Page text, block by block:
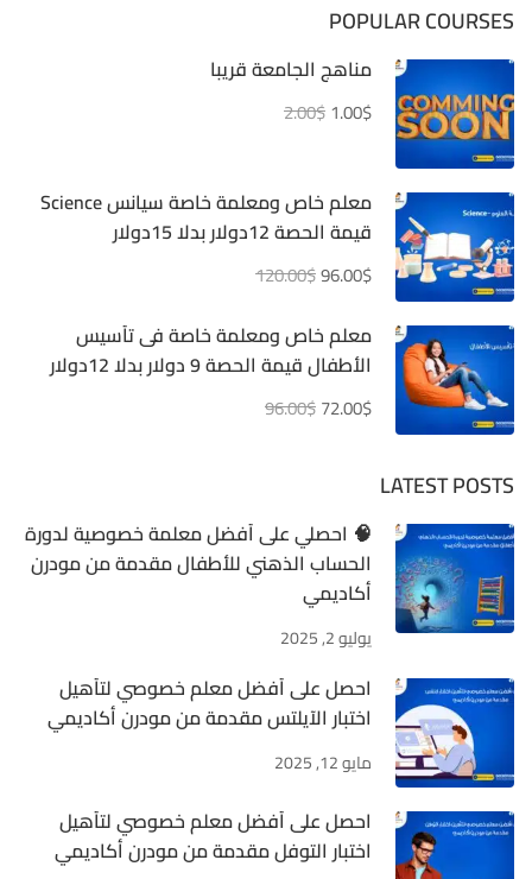
POPULAR COURSES
مناهج الجامعة قريبا
2.00$1.00$
معلم خاص ومعلمة خاصة سيانس Science
قيمة الحصة 12دولار بدلا 15دولار
120.00$96.00$
معلم خاص ومعلمة خاصة فى تأسيس
الأطفال قيمة الحصة 9 دولار بدلا 12دولار
96.00$72.00$
LATEST POSTS
🧠 احصلي على أفضل معلمة خصوصية لدورة
الحساب الذهني للأطفال مقدمة من مودرن
أكاديمي
يوليو 2, 2025
احصل على أفضل معلم خصوصي لتأهيل
اختبار الآيلتس مقدمة من مودرن أكاديمي
مايو 12, 2025
احصل على أفضل معلم خصوصي لتأهيل
اختبار التوفل مقدمة من مودرن أكاديمي